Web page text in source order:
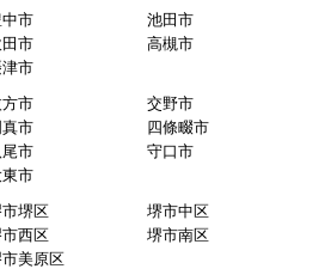
中市
池田市
田市
高槻市
市
市
交野市
真市
四條畷市
尾市
守口市
東市
堺区
堺市中区
西区
堺市南区
美原区